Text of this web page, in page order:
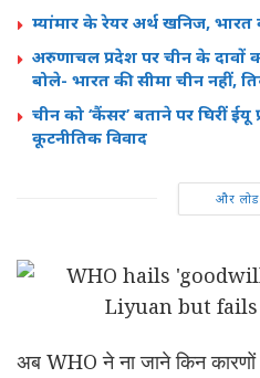
म्यांमार के रेयर अर्थ खनिज,
अरुणाचल प्रदेश पर चीन के दावों
बोले- भारत की सीमा चीन नहीं,
चीन को ‘कैंसर’ बताने पर घिरीं
कूटनीतिक विवाद
और
अब WHO ने ना जाने किन